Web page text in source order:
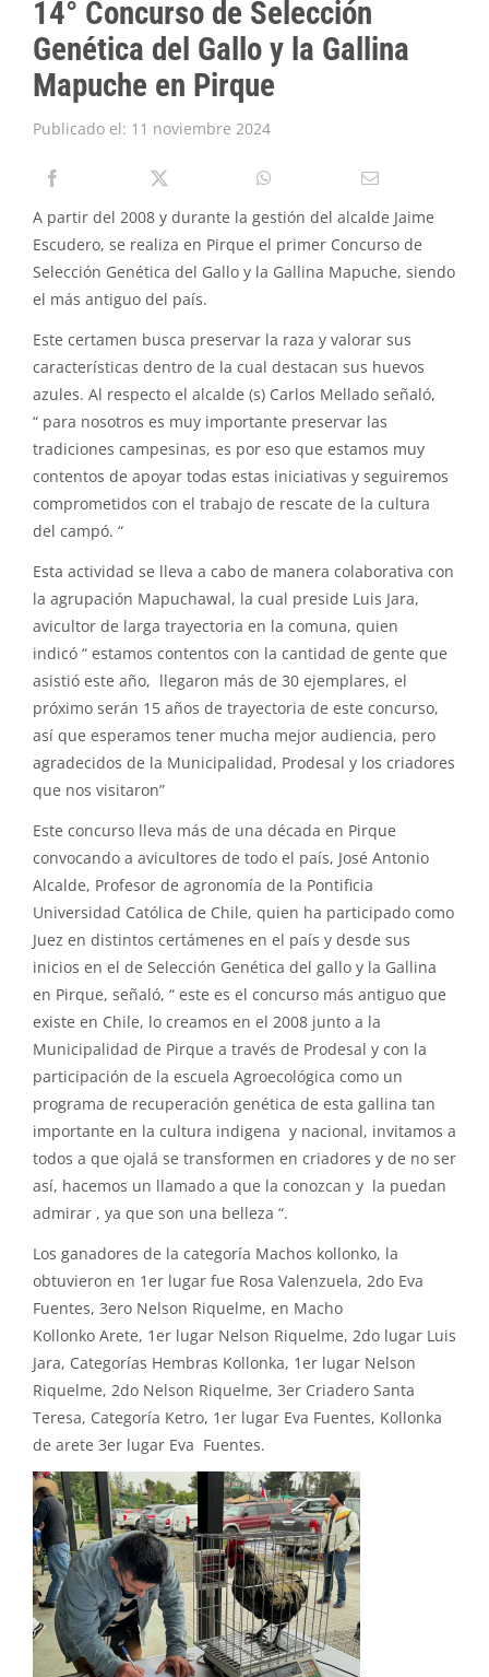
PIRQUE TRANSPARENTE
SOLICITAR INFORMACIÓN TRANSPARENCIA
14° Concurso de Selección
Genética del Gallo y la Gallina
Mapuche en Pirque
Publicado el: 11 noviembre 2024
A partir del 2008 y durante la gestión del alcalde Jaime
Escudero, se realiza en Pirque el primer Concurso de
Selección Genética del Gallo y la Gallina Mapuche, siendo
el más antiguo del país.
Este certamen busca preservar la raza y valorar sus
características dentro de la cual destacan sus huevos
azules. Al respecto el alcalde (s) Carlos Mellado señaló,
“ para nosotros es muy importante preservar las
tradiciones campesinas, es por eso que estamos muy
contentos de apoyar todas estas iniciativas y seguiremos
comprometidos con el trabajo de rescate de la cultura
del campó. “
Esta actividad se lleva a cabo de manera colaborativa con
la agrupación Mapuchawal, la cual preside Luis Jara,
avicultor de larga trayectoria en la comuna, quien
indicó “ estamos contentos con la cantidad de gente que
asistió este año, llegaron más de 30 ejemplares, el
próximo serán 15 años de trayectoria de este concurso,
así que esperamos tener mucha mejor audiencia, pero
agradecidos de la Municipalidad, Prodesal y los criadores
que nos visitaron”
Este concurso lleva más de una década en Pirque
convocando a avicultores de todo el país, José Antonio
Alcalde, Profesor de agronomía de la Pontificia
Universidad Católica de Chile, quien ha participado como
Juez en distintos certámenes en el país y desde sus
inicios en el de Selección Genética del gallo y la Gallina
en Pirque, señaló, “ este es el concurso más antiguo que
existe en Chile, lo creamos en el 2008 junto a la
Municipalidad de Pirque a través de Prodesal y con la
participación de la escuela Agroecológica como un
programa de recuperación genética de esta gallina tan
importante en la cultura indigena y nacional, invitamos a
todos a que ojalá se transformen en criadores y de no ser
así, hacemos un llamado a que la conozcan y la puedan
admirar , ya que son una belleza “.
Los ganadores de la categoría Machos kollonko, la
obtuvieron en 1er lugar fue Rosa Valenzuela, 2do Eva
Fuentes, 3ero Nelson Riquelme, en Macho
Kollonko Arete, 1er lugar Nelson Riquelme, 2do lugar Luis
Jara, Categorías Hembras Kollonka, 1er lugar Nelson
Riquelme, 2do Nelson Riquelme, 3er Criadero Santa
Teresa, Categoría Ketro, 1er lugar Eva Fuentes, Kollonka
de arete 3er lugar Eva Fuentes.